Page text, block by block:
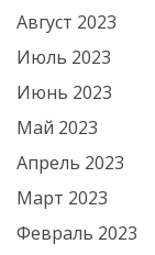
Август 2023
Июль 2023
Июнь 2023
Май 2023
Апрель 2023
Март 2023
Февраль 2023